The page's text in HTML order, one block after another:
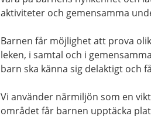
aktiviteter och gemensamma
Barnen får möjlighet att prova
leken, i samtal och i
barn ska känna sig delaktigt och
Vi använder närmiljön som en
området får barnen upptäcka